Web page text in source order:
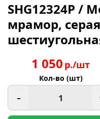
SHG12324P /
мрамор,
1 050 р./шт
Кол-во (шт)
-